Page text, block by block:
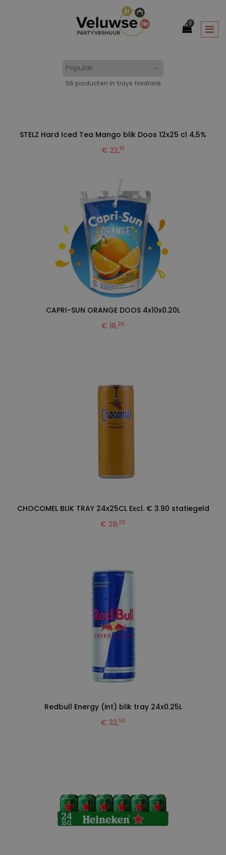
0
56 producten in trays frisdrank
STELZ Hard Iced Tea Mango blik Doos 12x25 cl 4,5%
€ 22,10
CAPRI-SUN ORANGE DOOS 4x10x0.20L
€ 18,25
CHOCOMEL BLIK TRAY 24x25CL Excl. € 3.90 statiegeld
€ 29,25
Redbull Energy (int) blik tray 24x0.25L
€ 32,50